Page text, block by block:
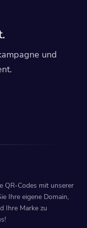
und
QR-Codes mit unserer
Ihre eigene Domain,
Ihre Marke zu